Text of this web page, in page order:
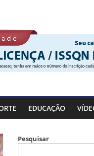
EDUCAÇÃO
Pesquisar